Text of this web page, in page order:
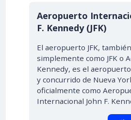
Aeropuerto
F. Kennedy (JFK)
El aeropuerto JFK,
simplemente como JFK o
Kennedy, es el
y concurrido de Nueva
oficialmente como
Internacional John F.